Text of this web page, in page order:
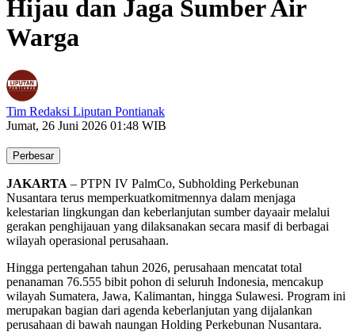
Hijau dan Jaga Sumber Air
Warga
Tim Redaksi Liputan Pontianak
Jumat, 26 Juni 2026 01:48 WIB
Perbesar
JAKARTA – PTPN IV PalmCo, Subholding Perkebunan
Nusantara terus memperkuatkomitmennya dalam menjaga
kelestarian lingkungan dan keberlanjutan sumber dayaairmelalui
gerakan penghijauan yang dilaksanakan secara masifdi berbagai
wilayah operasional perusahaan.
Hingga pertengahan tahun 2026, perusahaan mencatat total
penanaman 76.555 bibit pohon di seluruh Indonesia, mencakup
wilayah Sumatera, Jawa, Kalimantan, hingga Sulawesi. Program ini
merupakan bagian dari agenda keberlanjutan yang dijalankan
perusahaan di bawah naungan Holding Perkebunan Nusantara.